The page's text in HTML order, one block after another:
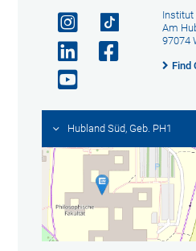
Institut
Am
97074
Find
Hubland Süd, Geb. PH1